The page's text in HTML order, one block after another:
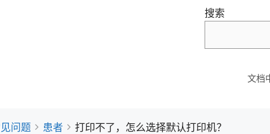
搜索
文档
问题 患者 打印不了，怎么选择默认打印机？